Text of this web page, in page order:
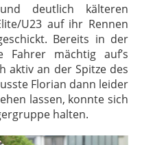
deutlich kälteren
U23 auf ihr Rennen
Bereits in der
mächtig auf’s
aktiv an der Spitze des
Florian dann leider
lassen, konnte sich
halten.